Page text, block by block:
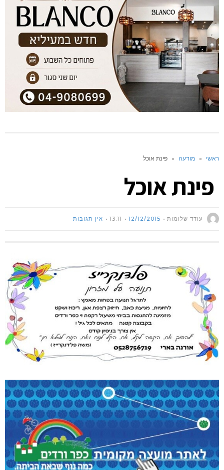
ראשי » מודעה » פינת אוכל
פינת אוכל
עודד שלומות 12/12/2015
13:11 אין תגובות